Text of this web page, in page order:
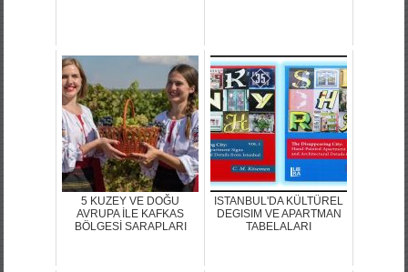
5 KUZEY VE DOĞU
AVRUPA İLE KAFKAS
BÖLGESİ SARAPLARI
ISTANBUL'DA KÜLTÜREL
DEGISIM VE APARTMAN
TABELALARI